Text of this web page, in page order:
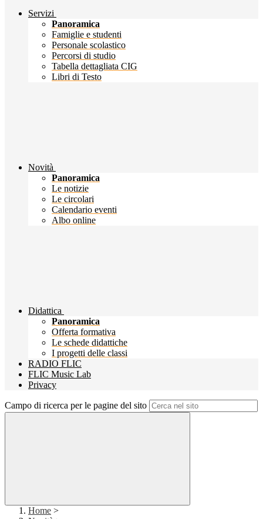
Servizi
Panoramica
Famiglie e studenti
Personale scolastico
Percorsi di studio
Tabella dettagliata CIG
Libri di Testo
Novità
Panoramica
Le notizie
Le circolari
Calendario eventi
Albo online
Didattica
Panoramica
Offerta formativa
Le schede didattiche
I progetti delle classi
RADIO FLIC
FLIC Music Lab
Privacy
Campo di ricerca per le pagine del sito
Home >